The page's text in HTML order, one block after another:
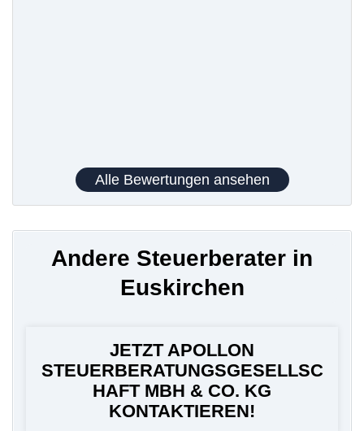
Alle Bewertungen ansehen
Andere Steuerberater in
Euskirchen
JETZT APOLLON
STEUERBERATUNGSGESELLSC
HAFT MBH & CO. KG
KONTAKTIEREN!